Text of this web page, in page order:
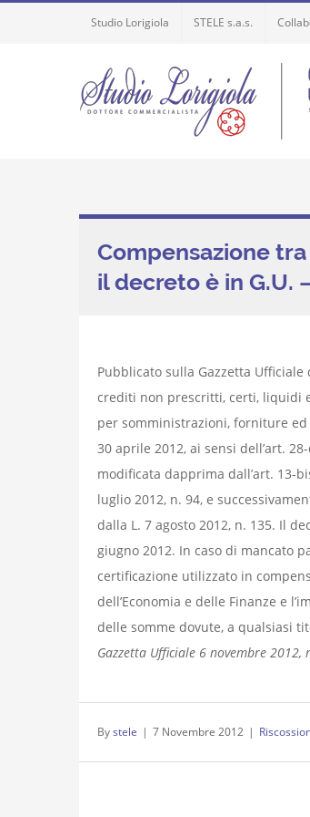
Studio Lorigiola STELE s.a.s.
Compensazione
il decreto è in G.U.
Pubblicato sulla Gazzetta
crediti non prescritti, certi, liquidi
per somministrazioni, forniture
30 aprile 2012, ai sensi dell’art.
modificata dapprima dall’art. 13-
luglio 2012, n. 94, e
dalla L. 7 agosto 2012, n. 135. Il
giugno 2012. In caso di mancato
certificazione utilizzato in
dell’Economia e delle Finanze e
delle somme dovute, a qualsiasi
Gazzetta Ufficiale 6 novembre 2012,
Bystele | 7 Novembre 2012 |